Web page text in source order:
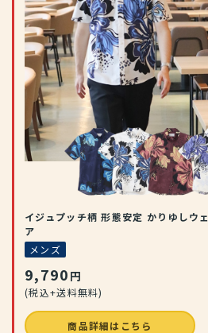
イジュプッチ柄 形態安定 かりゆしウェ
ア
メンズ
9,790 円
(税込+送料無料)
商品詳細はこちら